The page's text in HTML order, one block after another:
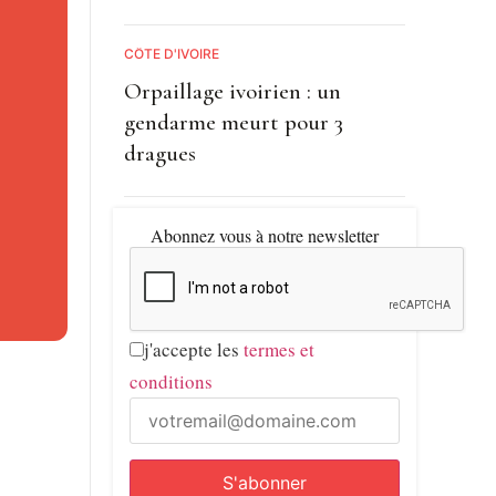
avait
CÔTE D'IVOIRE
Orpaillage ivoirien : un
gendarme meurt pour 3
dragues
Abonnez vous à notre newsletter
j'accepte les termes et
conditions